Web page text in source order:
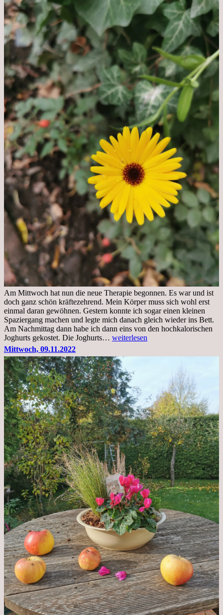
Am Mittwoch hat nun die neue Therapie begonnen. Es war und ist
doch ganz schön kräftezehrend. Mein Körper muss sich wohl erst
einmal daran gewöhnen. Gestern konnte ich sogar einen kleinen
Spaziergang machen und legte mich danach gleich wieder ins Bett.
Am Nachmittag dann habe ich dann eins von den hochkalorischen
Joghurts gekostet. Die Joghurts… Freitag,
Therapie
Beginn
gut
überstanden
weiterlesen
Mittwoch, 09.11.2022